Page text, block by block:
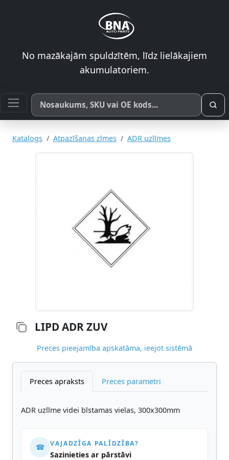
No mazākajām spuldzītēm, līdz lielākajiem
akumulatoriem.
Meklēt pēc produkta nosaukuma, SKU vai OE koda
Katalogs Atpazīšanas zīmes ADR uzlīmes
LIPD ADR ZUV
Preces pieejamība apskatāma, ieejot sistēmā
Preces apraksts Preces parametri
ADR uzlīme videi bīstamas vielas, 300x300mm
☎ VAJADZĪGA PALĪDZĪBA?
Sazinieties ar pārstāvi